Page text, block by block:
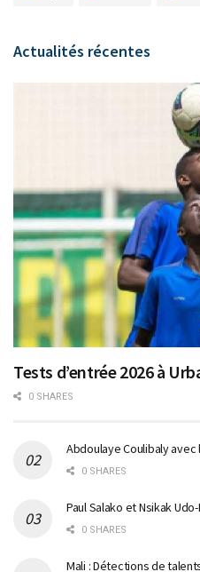
Actualités récentes
Tests d’entrée 2026 à
0 SHARES
Abdoulaye Coulibaly
0 SHARES
Paul Salako et Nsikak
0 SHARES
Mali : Détections de